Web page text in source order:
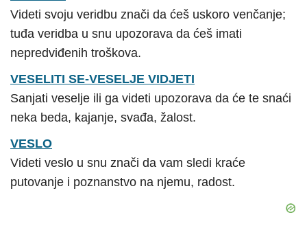
Videti svoju veridbu znači da ćeš uskoro venčanje;
tuđa veridba u snu upozorava da ćeš imati
nepredviđenih troškova.
VESELITI SE-VESELJE VIDJETI
Sanjati veselje ili ga videti upozorava da će te snaći
neka beda, kajanje, svađa, žalost.
VESLO
Videti veslo u snu znači da vam sledi kraće
putovanje i poznanstvo na njemu, radost.